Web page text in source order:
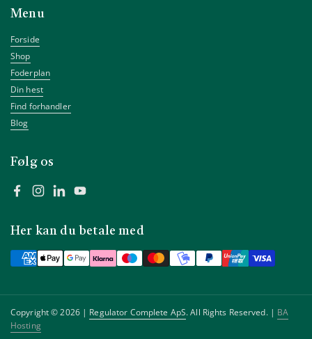
Menu
Forside
Shop
Foderplan
Din hest
Find forhandler
Blog
Følg os
FacebookInstagram
LinkedInYouTube
Her kan du betale med
Copyright © 2026 | Regulator Complete ApS. All Rights Reserved. | BA
Hosting